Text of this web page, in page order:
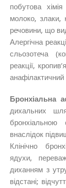
побутова
молоко, злаки,
речовини, що
Алергічна
сльозотеча
реакції,
Бронхіальна
дихальних
бронхіальною
внаслідок
Клінічно
ядухи,
диханням з
відстані;